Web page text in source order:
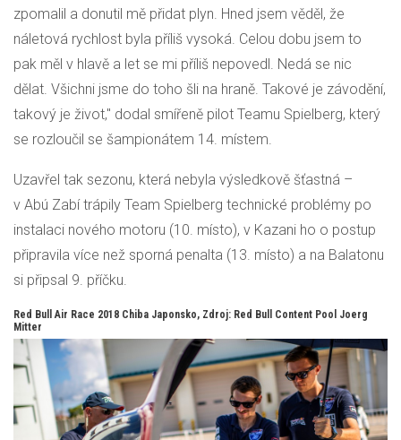
zpomalil a donutil mě přidat plyn. Hned jsem věděl, že
náletová rychlost byla příliš vysoká. Celou dobu jsem to
pak měl v hlavě a let se mi příliš nepovedl. Nedá se nic
dělat. Všichni jsme do toho šli na hraně. Takové je závodění,
takový je život," dodal smířeně pilot Teamu Spielberg, který
se rozloučil se šampionátem 14. místem.
Uzavřel tak sezonu, která nebyla výsledkově šťastná –
v Abú Zabí trápily Team Spielberg technické problémy po
instalaci nového motoru (10. místo), v Kazani ho o postup
připravila více než sporná penalta (13. místo) a na Balatonu
si připsal 9. příčku.
Red Bull Air Race 2018 Chiba Japonsko, Zdroj: Red Bull Content Pool Joerg
Mitter